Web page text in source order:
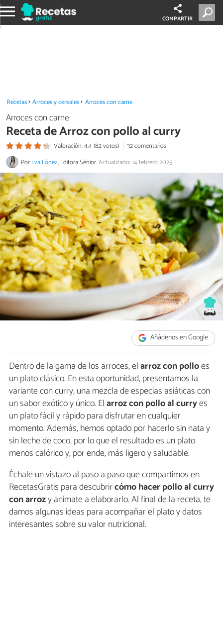
COMPARTIR
Recetas Arroces y cereales Arroces con carne
Arroces con carne
Receta de Arroz con pollo al curry
Valoración: 4.4 (82 votos)
32 comentarios
PorEva López, Editora Sénior.Actualizado: 14 febrero 2025
Añádenos en Google
Dentro de la gama de los arroces, elarroz con polloes
un plato clásico. En esta oportunidad, presentamos la
variante con curry, una mezcla de especias asiáticas con
un sabor exótico y único. Elarroz con pollo al curryes
un plato fácil y rápido para disfrutar en cualquier
momento. Además, hemos optado por hacerlo sin nata y
sin leche de coco, por lo que el resultado es un plato
menos calórico y, por ende, más ligero y saludable.
Échale un vistazo al paso a paso que compartimos en
RecetasGratis para descubrircómo hacer pollo al curry
con arrozy anímate a elaborarlo. Al final de la receta, te
damos algunas ideas para acompañar el plato y datos
interesantes sobre su valor nutricional.